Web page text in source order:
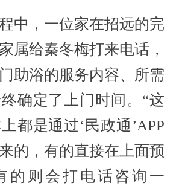
，一位家在招远的完
属给秦冬梅打来电话，
助浴的服务内容、所需
确定了上门时间。“这
都是通过‘民政通’APP
的，有的直接在上面预
的则会打电话咨询一